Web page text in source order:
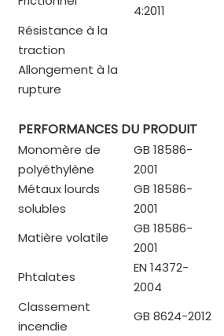
4:2011
Résistance à la
traction
Allongement à la
rupture
PERFORMANCES DU PRODUIT
Monomère de
polyéthylène
GB 18586-
2001
Métaux lourds
solubles
GB 18586-
2001
Matière volatile
GB 18586-
2001
Phtalates
EN 14372-
2004
Classement
incendie
GB 8624-2012